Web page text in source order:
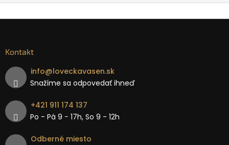
Kontakt
info@loveckavasen.sk
Snažíme sa odpovedať ihneď
+421 911 174 137
Po - Pá 9 − 17h, So 9 - 12h
Odberné miesto